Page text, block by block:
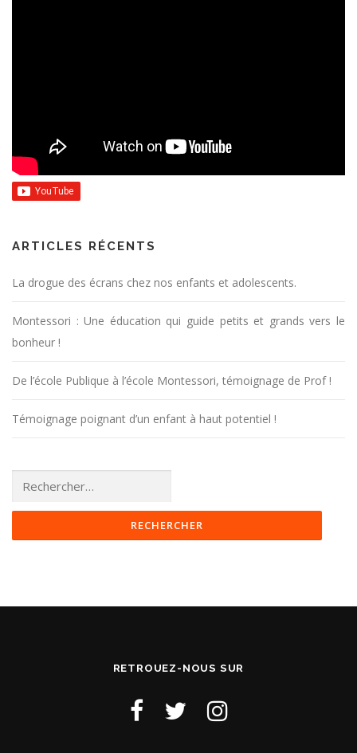
ARTICLES RÉCENTS
La drogue des écrans chez nos enfants et adolescents.
Montessori : Une éducation qui guide petits et grands vers le
bonheur !
De l’école Publique à l’école Montessori, témoignage de Prof !
Témoignage poignant d’un enfant à haut potentiel !
Rechercher :
RETROUEZ-NOUS SUR